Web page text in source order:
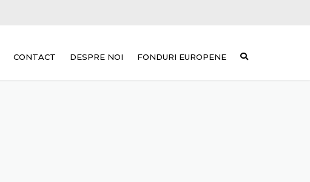
CONTACT DESPRE NOI FONDURI EUROPENE